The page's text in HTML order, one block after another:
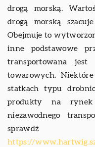
drogą morską.
drogą morską
Obejmuje to
inne podstawowe
transportowana
towarowych.
statkach typu
produkty na rynek
niezawodnego
https://